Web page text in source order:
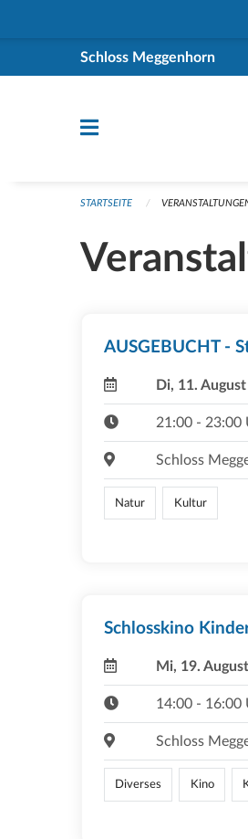
Schloss Meggenhorn
STARTSEITE
AUSGEBUCHT -
Di, 11.
21:00 - 23:00
Schloss
Natur Kultur
Schlosskino
Mi, 19.
14:00 - 16:00
Schloss
Diverses Kino